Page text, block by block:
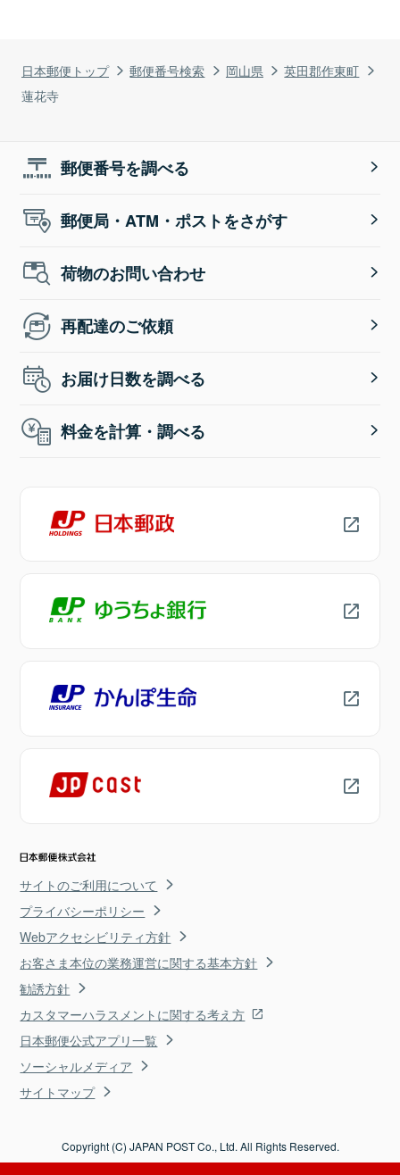
日本郵便トップ 郵便番号検索 岡山県
英田郡作東町
蓮花寺
郵便番号を調べる
郵便局・ATM・ポストをさがす
荷物のお問い合わせ
再配達のご依頼
お届け日数を調べる
料金を計算・調べる
サイトのご利用について
プライバシーポリシー
Webアクセシビリティ方針
お客さま本位の業務運営に関する基本方針
勧誘方針
カスタマーハラスメントに関する考え方
日本郵便公式アプリ一覧
ソーシャルメディア
サイトマップ
Copyright (C) JAPAN POST Co., Ltd. All Rights Reserved.